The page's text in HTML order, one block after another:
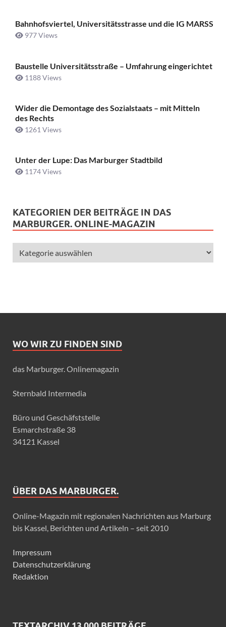
Bahnhofsviertel, Universitätsstrasse und die IG MARSS
977 Views
Baustelle Universitätsstraße ­– Umfahrung eingerichtet
1188 Views
Wider die Demontage des Sozialstaats – mit Mitteln
des Rechts
1261 Views
Unter der Lupe: Das Marburger Stadtbild
1174 Views
KATEGORIEN DER BEITRÄGE IN DAS
MARBURGER. ONLINE-MAGAZIN
WO WIR ZU FINDEN SIND
das Marburger. Onlinemagazin
Sternbald Intermedia
Büro und Geschäfststelle
Esmarchstraße 38
34121 Kassel
ÜBER DAS MARBURGER.
Online-Magazin mit regionalen Nachrichten aus Marburg
bis Kassel, Berichten und Artikeln – seit 2010
Impressum
Datenschutzerklärung
Redaktion